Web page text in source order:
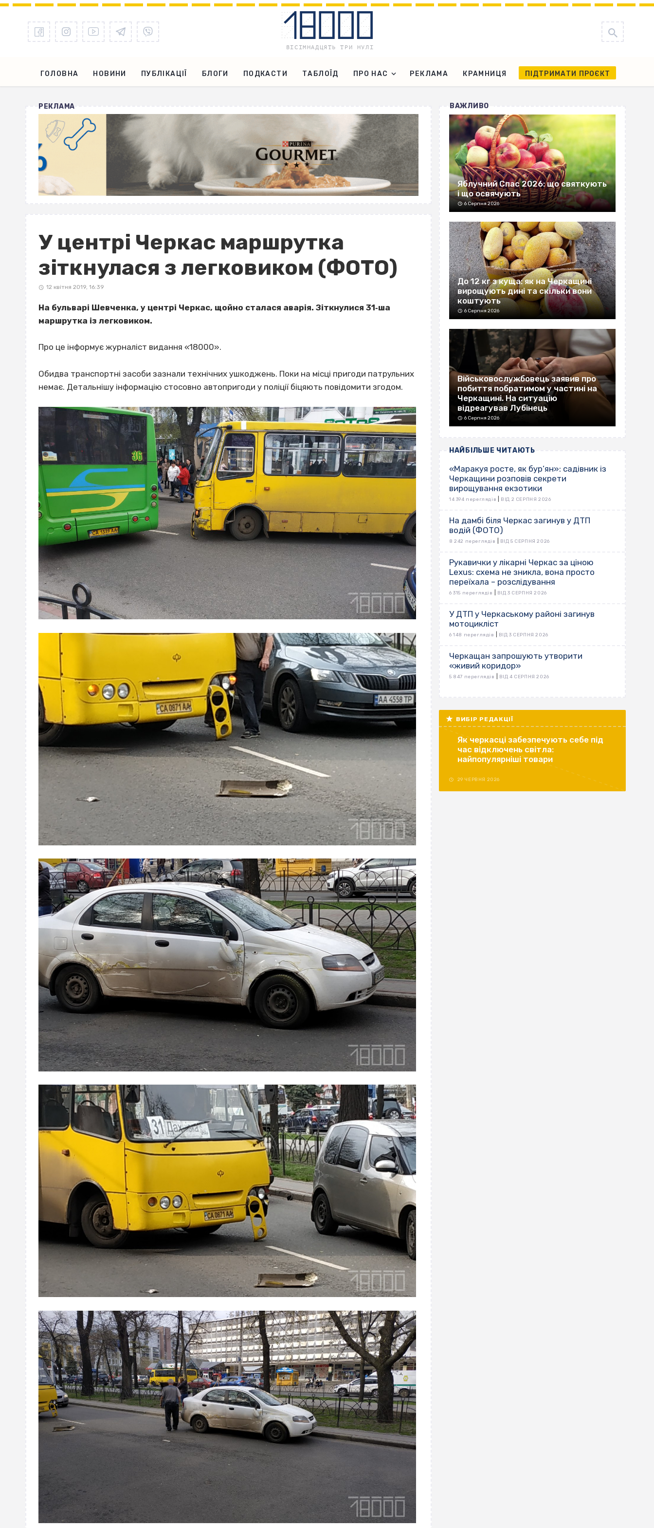
ГОЛОВНА НОВИНИ ПУБЛІКАЦІЇ БЛОГИ ПОДКАСТИ ТАБЛОЇД ПРО НАС РЕКЛАМА КРАМНИЦЯ ПІДТРИМАТИ ПРОЄКТ
РЕКЛАМА
У центрі Черкас маршрутка
зіткнулася з легковиком (ФОТО)
12 квітня 2019, 16:39
На бульварі Шевченка, у центрі Черкас, щойно сталася аварія. Зіткнулися 31‐ша
маршрутка із легковиком.
Про це інформує журналіст видання «18000».
Обидва транспортні засоби зазнали технічних ушкоджень. Поки на місці пригоди патрульних
немає. Детальнішу інформацію стосовно автопригоди у поліції біцяють повідомити згодом.
ВАЖЛИВО
Яблучний Спас 2026: що святкують
і що освячують
6 Серпня 2026
До 12 кг з куща: як на Черкащині
вирощують дині та скільки вони
коштують
6 Серпня 2026
Військовослужбовець заявив про
побиття побратимом у частині на
Черкащині. На ситуацію
відреагував Лубінець
6 Серпня 2026
НАЙБІЛЬШЕ ЧИТАЮТЬ
«Маракуя росте, як бур’ян»: садівник із
Черкащини розповів секрети
вирощування екзотики
14 394 переглядів ВІД 2 СЕРПНЯ 2026
На дамбі біля Черкас загинув у ДТП
водій (ФОТО)
8 242 переглядів ВІД 5 СЕРПНЯ 2026
Рукавички у лікарні Черкас за ціною
Lexus: схема не зникла, вона просто
переїхала – розслідування
6 315 переглядів ВІД 3 СЕРПНЯ 2026
У ДТП у Черкаському районі загинув
мотоцикліст
6 148 переглядів ВІД 3 СЕРПНЯ 2026
Черкащан запрошують утворити
«живий коридор»
5 847 переглядів ВІД 4 СЕРПНЯ 2026
ВИБІР РЕДАКЦІЇ
Як черкасці забезпечують себе під
час відключень світла:
найпопулярніші товари
29 ЧЕРВНЯ 2026